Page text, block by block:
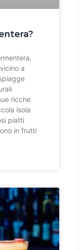
a
ricche
isola
piatti
in frutti